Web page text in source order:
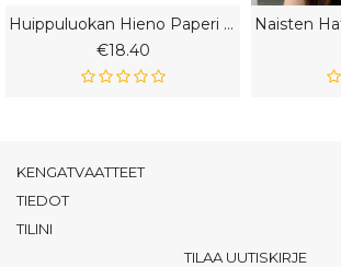
Huippuluokan Hieno Paperi Olki Olkihattu Naisten Kokoontaitettava Rullareuna Rantahattu Aurinkohattu
€18.40
KENGATVAATTEET
TIEDOT
TILINI
TILAA UUTISKIRJE